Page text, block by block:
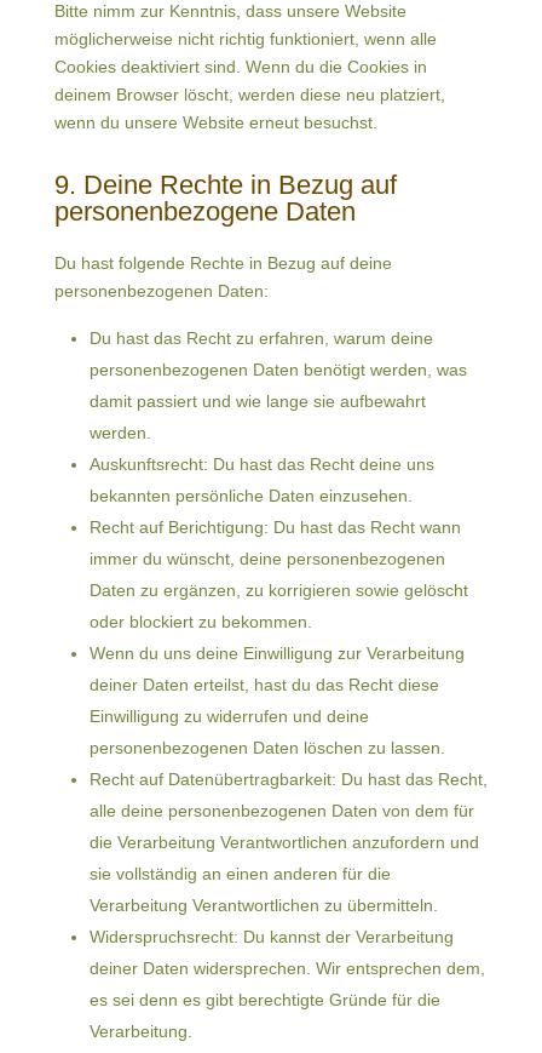
Bitte nimm zur Kenntnis, dass unsere Website
möglicherweise nicht richtig funktioniert, wenn alle
Cookies deaktiviert sind. Wenn du die Cookies in
deinem Browser löscht, werden diese neu platziert,
wenn du unsere Website erneut besuchst.
9. Deine Rechte in Bezug auf
personenbezogene Daten
Du hast folgende Rechte in Bezug auf deine
personenbezogenen Daten:
Du hast das Recht zu erfahren, warum deine
personenbezogenen Daten benötigt werden, was
damit passiert und wie lange sie aufbewahrt
werden.
Auskunftsrecht: Du hast das Recht deine uns
bekannten persönliche Daten einzusehen.
Recht auf Berichtigung: Du hast das Recht wann
immer du wünscht, deine personenbezogenen
Daten zu ergänzen, zu korrigieren sowie gelöscht
oder blockiert zu bekommen.
Wenn du uns deine Einwilligung zur Verarbeitung
deiner Daten erteilst, hast du das Recht diese
Einwilligung zu widerrufen und deine
personenbezogenen Daten löschen zu lassen.
Recht auf Datenübertragbarkeit: Du hast das Recht,
alle deine personenbezogenen Daten von dem für
die Verarbeitung Verantwortlichen anzufordern und
sie vollständig an einen anderen für die
Verarbeitung Verantwortlichen zu übermitteln.
Widerspruchsrecht: Du kannst der Verarbeitung
deiner Daten widersprechen. Wir entsprechen dem,
es sei denn es gibt berechtigte Gründe für die
Verarbeitung.